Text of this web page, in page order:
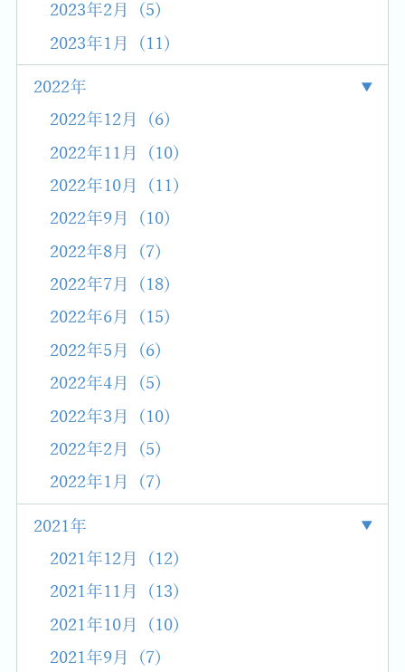
2023年2月 (5)
2023年1月 (11)
2022年
2022年12月 (6)
2022年11月 (10)
2022年10月 (11)
2022年9月 (10)
2022年8月 (7)
2022年7月 (18)
2022年6月 (15)
2022年5月 (6)
2022年4月 (5)
2022年3月 (10)
2022年2月 (5)
2022年1月 (7)
2021年
2021年12月 (12)
2021年11月 (13)
2021年10月 (10)
2021年9月 (7)